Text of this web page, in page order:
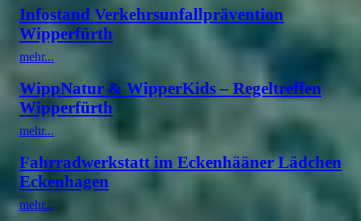
Infostand Verkehrsunfallprävention
Wipperfürth
mehr...
WippNatur & WipperKids – Regeltreffen
Wipperfürth
mehr...
Fahrradwerkstatt im Eckenhääner Lädchen
Eckenhagen
mehr...